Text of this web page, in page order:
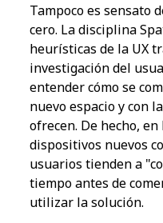
Tampoco es sensato
cero. La disciplina
heurísticas de la UX
investigación del
entender cómo se
nuevo espacio y con
ofrecen. De hecho,
dispositivos nuevos
usuarios tienden a
tiempo antes de
utilizar la solución.